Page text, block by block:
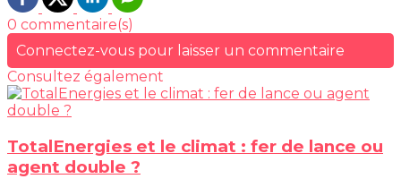
0 commentaire(s)
Connectez-vous pour laisser un commentaire
Consultez également
TotalEnergies et le climat : fer de lance ou
agent double ?